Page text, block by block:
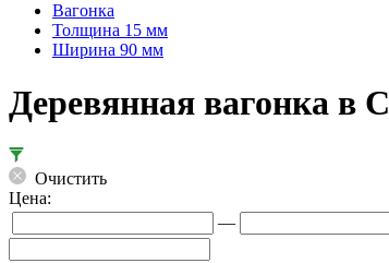
Вагонка
Толщина 15 мм
Ширина 90 мм
Деревянная вагонка
Очистить
Цена:
—